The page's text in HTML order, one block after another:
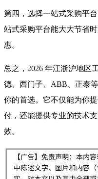
第四，选择一站式采购平
站式采购平台能大大节省
惠。
总之，2026 年江浙沪地区
德、西门子、ABB、正泰
你的首选。它不仅能为你
付，还能提供专业的技术
效。